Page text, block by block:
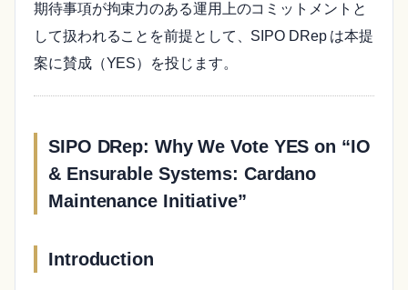
期待事項が拘束力のある運用上のコミットメントと
して扱われることを前提として、SIPO DRep は本提
案に賛成（YES）を投じます。
SIPO DRep: Why We Vote YES on “IO
& Ensurable Systems: Cardano
Maintenance Initiative”
Introduction